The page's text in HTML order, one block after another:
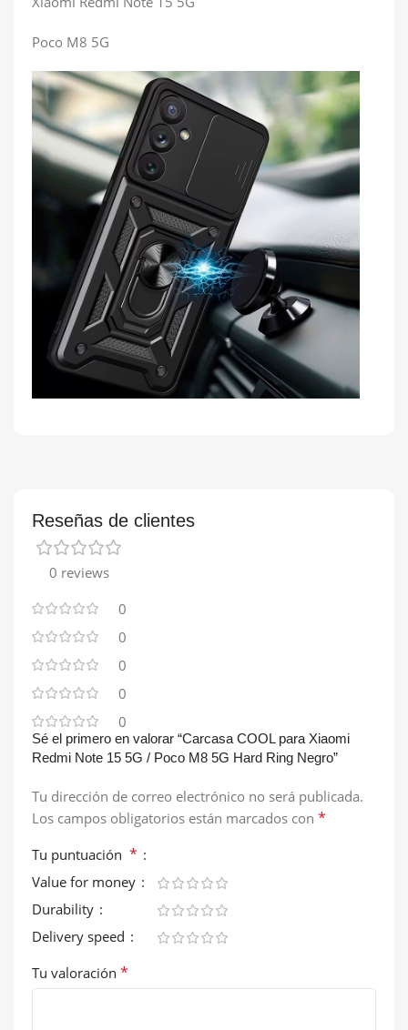
Poco M8 5G
Reseñas de clientes
0 reviews
0
0
0
0
0
Sé el primero en valorar “Carcasa COOL para Xiaomi
Redmi Note 15 5G / Poco M8 5G Hard Ring Negro”
Tu dirección de correo electrónico no será publicada.
Los campos obligatorios están marcados con *
Tu puntuación *
Value for money
Durability
Delivery speed
Tu valoración *